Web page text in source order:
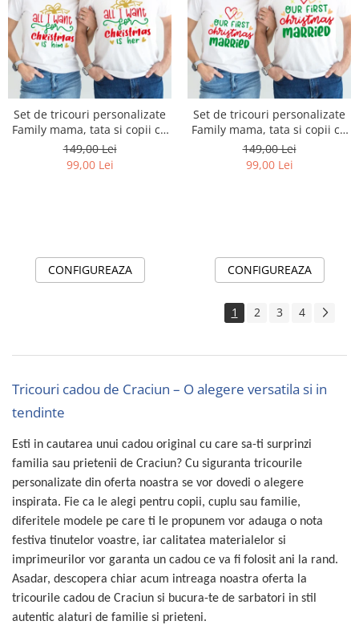
Set de tricouri personalizate
Family mama, tata si copii cu
tematica de Craciun, PRIMUL
Craciun impreuna 1338
149,00 Lei
99,00 Lei
CONFIGUREAZA
Set de tricouri personalizate
Family mama, tata si copii cu
tematica de Craciun, PRIMUL
Craciun impreuna 1340
149,00 Lei
99,00 Lei
CONFIGUREAZA
1 2 3 4
Tricouri cadou de Craciun – O alegere versatila si in
tendinte
Esti in cautarea unui cadou original cu care sa-ti surprinzi
familia sau prietenii de Craciun? Cu siguranta tricourile
personalizate din oferta noastra se vor dovedi o alegere
inspirata. Fie ca le alegi pentru copii, cuplu sau familie,
diferitele modele pe care ti le propunem vor adauga o nota
festiva tinutelor voastre, iar calitatea materialelor si
imprimeurilor vor garanta un cadou ce va fi folosit ani la rand.
Asadar, descopera chiar acum intreaga noastra oferta la
tricourile cadou de Craciun si bucura-te de sarbatori in stil
autentic alaturi de familie si prieteni.